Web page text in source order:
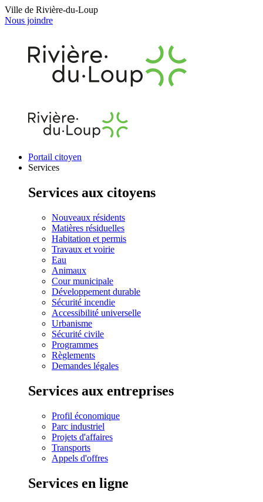
Ville de Rivière-du-Loup
Nous joindre
Portail citoyen
Services
Services aux citoyens
Nouveaux résidents
Matières résiduelles
Habitation et permis
Travaux et voirie
Eau
Animaux
Cour municipale
Développement durable
Sécurité incendie
Accessibilité universelle
Urbanisme
Sécurité civile
Programmes
Règlements
Demandes légales
Services aux entreprises
Profil économique
Parc industriel
Projets d'affaires
Transports
Appels d'offres
Services en ligne